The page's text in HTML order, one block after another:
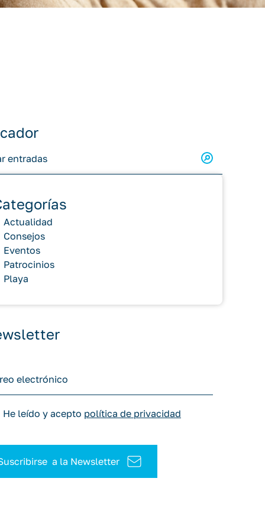
Actualidad
Consejos
Eventos
Patrocinios
Playa
He leído y acepto política de privacidad